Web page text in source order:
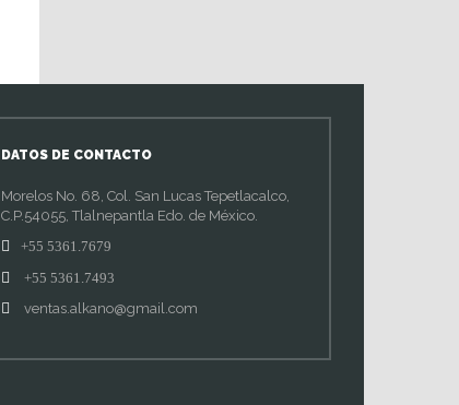
DATOS DE CONTACTO
Morelos No. 68, Col. San Lucas Tepetlacalco,
C.P.54055, Tlalnepantla Edo. de México.
+55 5361.7679
+55 5361.7493
ventas.alkano@gmail.com